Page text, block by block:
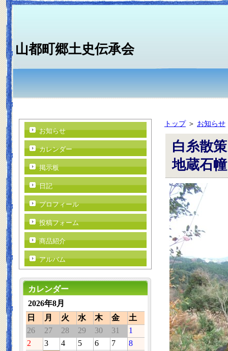
山都町郷土史伝承会
トップ＞ お知らせ
白糸散
地蔵石
お知らせ
カレンダー
掲示板
日記
プロフィール
投稿フォーム
商品紹介
アルバム
カレンダー
2026年8月
日
月 火 水 木 金
土
26
27 28 29 30 31
1
2
3 4 5 6 7
8